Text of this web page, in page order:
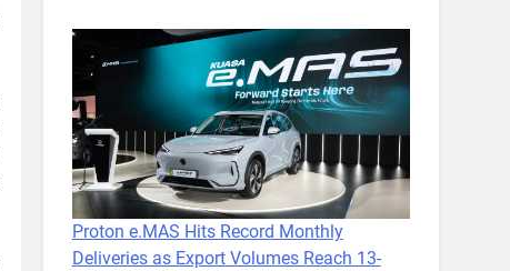
Proton e.MAS Hits Record Monthly
Deliveries as Export Volumes Reach 13-